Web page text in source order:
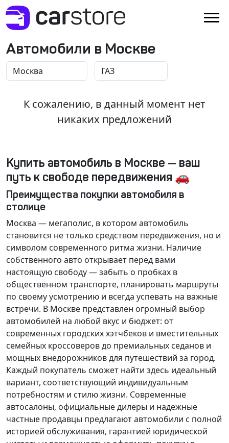
Автомобили в Москве
К сожалению, в данный момент нет
никаких предложений
Купить автомобиль в Москве — ваш
путь к свободе передвижения 🚗
Преимущества покупки автомобиля в
столице
Москва — мегаполис, в котором автомобиль
становится не только средством передвижения, но и
символом современного ритма жизни. Наличие
собственного авто открывает перед вами
настоящую свободу — забыть о пробках в
общественном транспорте, планировать маршруты
по своему усмотрению и всегда успевать на важные
встречи. В Москве представлен огромный выбор
автомобилей на любой вкус и бюджет: от
современных городских хэтчбеков и вместительных
семейных кроссоверов до премиальных седанов и
мощных внедорожников для путешествий за город.
Каждый покупатель сможет найти здесь идеальный
вариант, соответствующий индивидуальным
потребностям и стилю жизни. Современные
автосалоны, официальные дилеры и надежные
частные продавцы предлагают автомобили с полной
историей обслуживания, гарантией юридической